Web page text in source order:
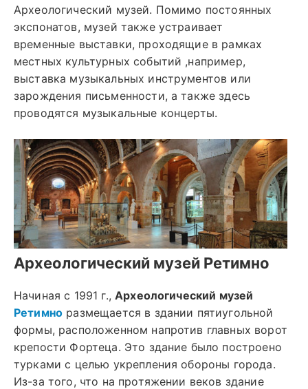
Археологический музей. Помимо постоянных
экспонатов, музей также устраивает
временные выставки, проходящие в рамках
местных культурных событий ,например,
выставка музыкальных инструментов или
зарождения письменности, а также здесь
проводятся музыкальные концерты.
Археологический музей Ретимно
Начиная с 1991 г.,Археологический музей
Ретимно размещается в здании пятиугольной
формы, расположенном напротив главных ворот
крепости Фортеца. Это здание было построено
турками с целью укрепления обороны города.
Из-за того, что на протяжении веков здание